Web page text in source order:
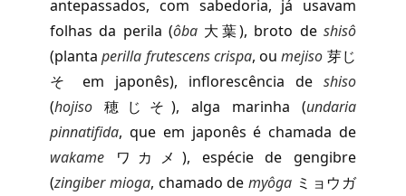
antepassados, com sabedoria, já usavam
folhas da perila (ôba 大葉), broto deshisô
(plantaperilla frutescens crispa, oumejiso 芽じ
そ em japonês), inflorescência de shiso
(hojiso 穂じそ), alga marinha (undaria
pinnatifida, que em japonês é chamada de
wakame
ワカメ), espécie de gengibre
(zingiber mioga, chamado de myôga ミョウガ